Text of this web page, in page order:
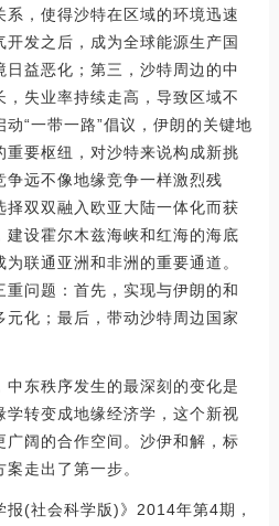
，使得沙特在区域的环境迅速
发之后，成为全球能源生产国
益恶化；第三，沙特周边的中
失业率持续走高，导致区域不
“一带一路”倡议，伊朗的关键地
要枢纽，对沙特来说构成新挑
远不像地缘竞争一样激烈残
双双融入欧亚大陆一体化而获
设霍尔木兹海峡和红海的海底
联通亚洲和非洲的重要通道。
问题：首先，实现与伊朗的和
化；最后，带动沙特周边国家
东秩序发生的最深刻的变化是
学转变成地缘经济学，这个新视
阔的合作空间。沙伊和解，标
走出了第一步。
(社会科学版)》2014年第4期，